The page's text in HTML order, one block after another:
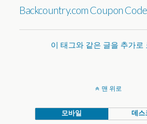
Backcountry.com Coupon Code
이 태그와 같은 글을 추가로
맨 위로
모바일 데스